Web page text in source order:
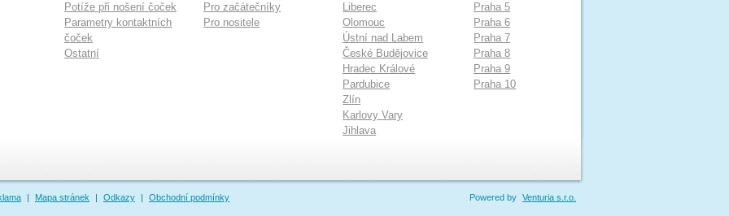
Potíže při nošení čoček
Parametry kontaktních
čoček
Ostatní
Pro začátečníky
Pro nositele
Liberec
Olomouc
Ústní nad Labem
České Budějovice
Hradec Králové
Pardubice
Zlín
Karlovy Vary
Jihlava
Praha 5
Praha 6
Praha 7
Praha 8
Praha 9
Praha 10
| Mapa stránek | Odkazy | Obchodní podmínky Powered by Venturia s.r.o.